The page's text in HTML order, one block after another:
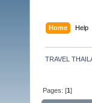
Home Help
TRAVEL
Pages: [1]